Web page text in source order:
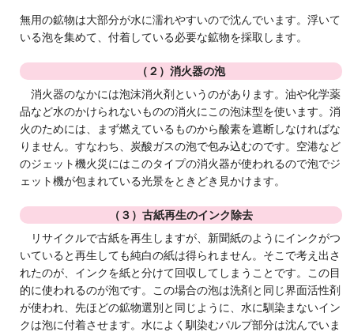
無用の鉱物は大部分が水に濡れやすいので沈んでいます。浮いて
いる泡を集めて、付着している必要な鉱物を採取します。
（２）消火器の泡
消火器のなかには泡沫消火剤というのがあります。油や化学薬
品など水のかけられないものの消火にこの泡沫型を使います。消
火のためには、まず燃えているものから酸素を遮断しなければな
りません。すなわち、炭酸ガスの泡で包み込むのです。空港など
のジェット機火災にはこのタイプの消火器が使われるので泡でジ
ェット機が包まれている光景をときどき見かけます。
（３）古紙再生のインク除去
リサイクルで古紙を再生しますが、新聞紙のようにインクがつ
いていると再生しても純白の紙は得られません。そこで考え出さ
れたのが、インクを紙と分けて回収してしまうことです。この目
的に使われるのが泡です。この場合の泡は洗剤と同じ界面活性剤
が使われ、先ほどの鉱物選別と同じように、水に馴染まないイン
クは泡に付着させます。水によく馴染むパルプ部分は沈んでいま